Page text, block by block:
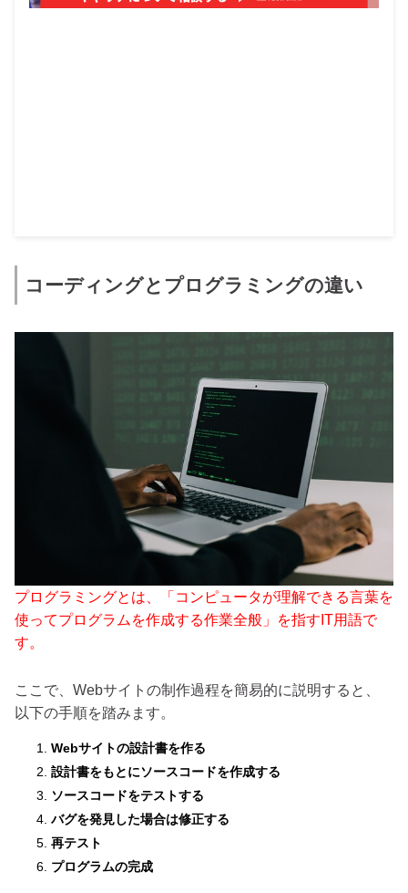
コーディングとプログラミングの違い
プログラミングとは、「コンピュータが理解できる言葉を
使ってプログラムを作成する作業全般」を指すIT用語で
す。
ここで、Webサイトの制作過程を簡易的に説明すると、
以下の手順を踏みます。
Webサイトの設計書を作る
設計書をもとにソースコードを作成する
ソースコードをテストする
バグを発見した場合は修正する
再テスト
プログラムの完成